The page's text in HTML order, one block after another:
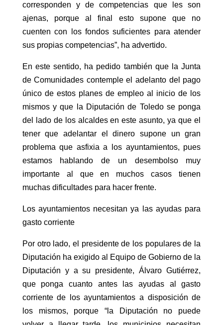
corresponden y de competencias que les son
ajenas, porque al final esto supone que no
cuenten con los fondos suficientes para atender
sus propias competencias”, ha advertido.
En este sentido, ha pedido también que la Junta
de Comunidades contemple el adelanto del pago
único de estos planes de empleo al inicio de los
mismos y que la Diputación de Toledo se ponga
del lado de los alcaldes en este asunto, ya que el
tener que adelantar el dinero supone un gran
problema que asfixia a los ayuntamientos, pues
estamos hablando de un desembolso muy
importante al que en muchos casos tienen
muchas dificultades para hacer frente.
Los ayuntamientos necesitan ya las ayudas para
gasto corriente
Por otro lado, el presidente de los populares de la
Diputación ha exigido al Equipo de Gobierno de la
Diputación y a su presidente, Álvaro Gutiérrez,
que ponga cuanto antes las ayudas al gasto
corriente de los ayuntamientos a disposición de
los mismos, porque “la Diputación no puede